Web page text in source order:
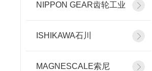
NIPPON GEAR齿轮工业
ISHIKAWA石川
MAGNESCALE索尼